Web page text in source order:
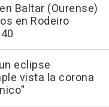
Baltar (Ourense)
en Rodeiro
eclipse
vista la corona